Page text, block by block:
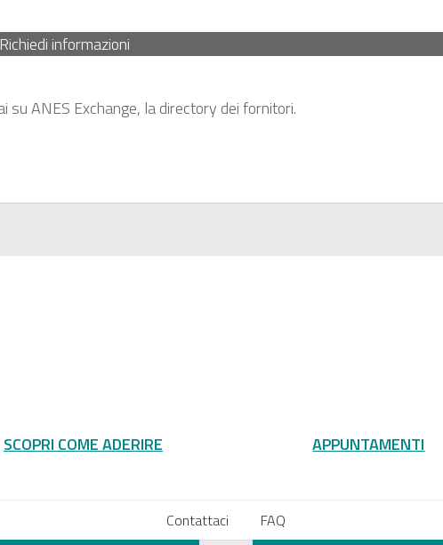
Richiedi informazioni
SCOPRI COME ADERIRE APPUNTAMENTI
Contattaci FAQ